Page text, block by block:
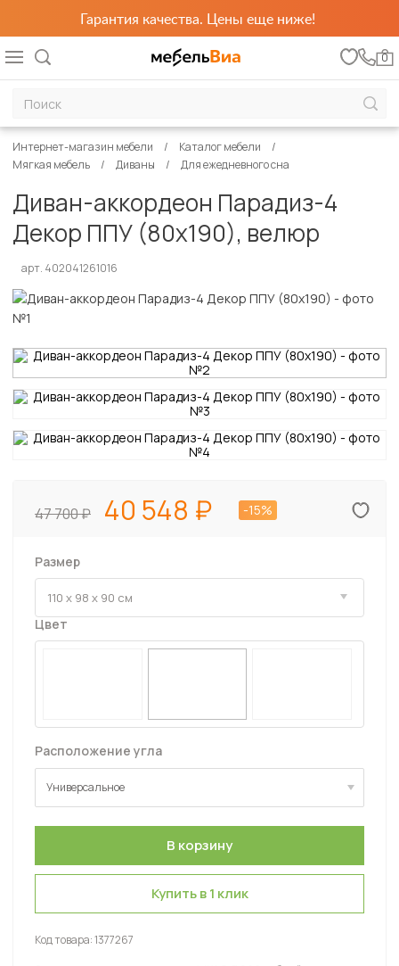
Гарантия качества. Цены еще ниже!
0
Интернет-магазин мебели
Каталог мебели
Мягкая мебель
Диваны Для ежедневного сна
Диван-аккордеон Парадиз-4
Декор ППУ (80х190), велюр
арт. 402041261016
47 700 40 548 -15%
Размер
Цвет
Расположение угла
Универсальное
Универсальное
Купить в 1 клик
Код товара:1377267